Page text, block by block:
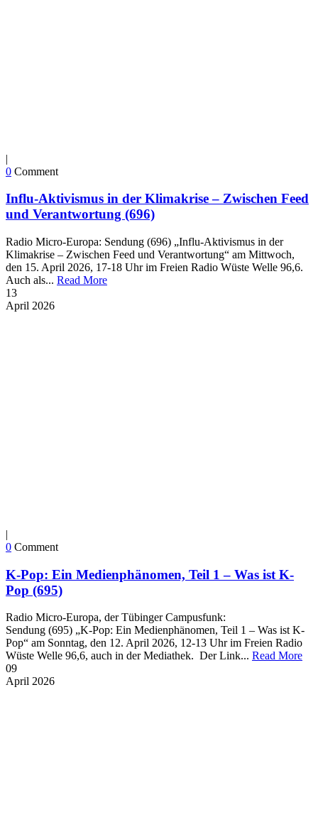
|
0 Comment
Influ-Aktivismus in der Klimakrise – Zwischen Feed
und Verantwortung (696)
Radio Micro-Europa: Sendung (696) „Influ-Aktivismus in der
Klimakrise – Zwischen Feed und Verantwortung“ am Mittwoch,
den 15. April 2026, 17-18 Uhr im Freien Radio Wüste Welle 96,6.
Auch als... Read More
13
April 2026
|
0 Comment
K-Pop: Ein Medienphänomen, Teil 1 – Was ist K-
Pop (695)
Radio Micro-Europa, der Tübinger Campusfunk:
Sendung (695) „K-Pop: Ein Medienphänomen, Teil 1 – Was ist K-
Pop“ am Sonntag, den 12. April 2026, 12-13 Uhr im Freien Radio
Wüste Welle 96,6, auch in der Mediathek. Der Link... Read More
09
April 2026